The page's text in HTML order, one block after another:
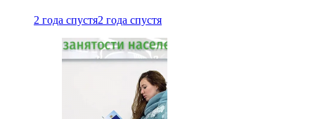
2 года спустя2 года спустя